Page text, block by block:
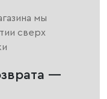
мы
сверх
—